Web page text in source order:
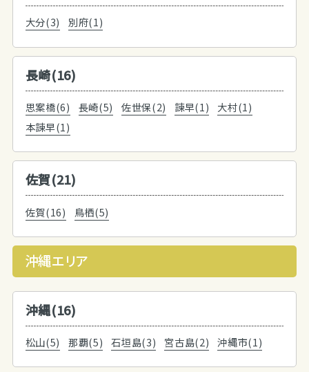
大分(3) 別府(1)
長崎(16)
思案橋(6) 長崎(5) 佐世保(2) 諫早(1)
大村(1)
本諫早(1)
佐賀(21)
佐賀(16) 鳥栖(5)
沖縄エリア
沖縄(16)
松山(5) 那覇(5) 石垣島(3) 宮古島(2) 沖縄市(1)